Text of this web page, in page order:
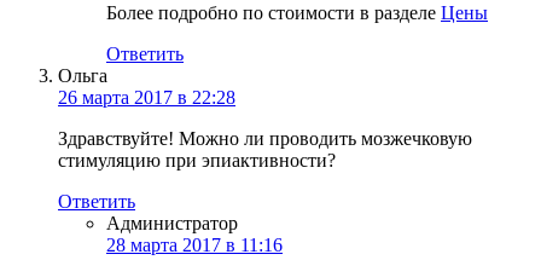
Более подробно по стоимости в разделе Цены
Ответить
Ольга
26 марта 2017 в 22:28
Здравствуйте! Можно ли проводить мозжечковую
стимуляцию при эпиактивности?
Ответить
Администратор
28 марта 2017 в 11:16